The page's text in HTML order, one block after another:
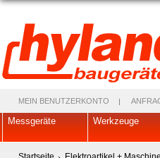
MEIN BENUTZERKONTO
Messgeräte Werkzeuge